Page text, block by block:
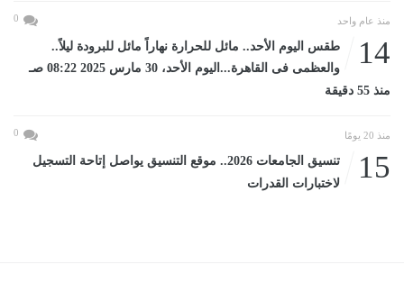
منذ عام واحد 0
14
طقس اليوم الأحد.. مائل للحرارة نهاراً مائل للبرودة ليلاً..
والعظمى فى القاهرة...اليوم الأحد، 30 مارس 2025 08:22 صـ
منذ 55 دقيقة
منذ 20 يومًا 0
15
تنسيق الجامعات 2026.. موقع التنسيق يواصل إتاحة التسجيل
لاختبارات القدرات